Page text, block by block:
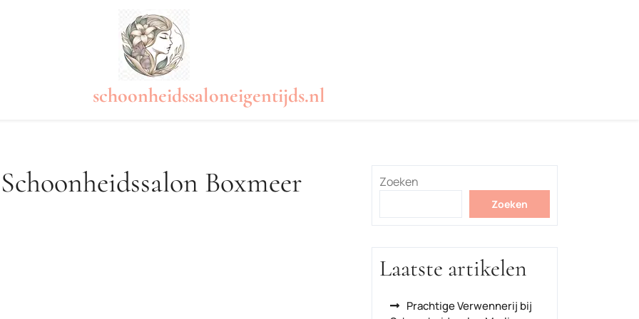
schoonheidssaloneigentijds.nl
Boxmeer Zoeken
Zoeken
Laatste artikelen
Prachtige Verwennerij bij